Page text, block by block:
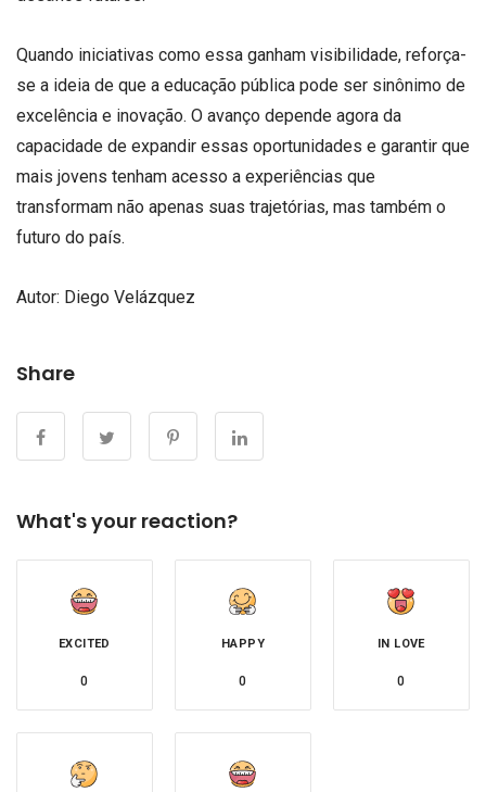
Quando iniciativas como essa ganham visibilidade, reforça-
se a ideia de que a educação pública pode ser sinônimo de
excelência e inovação. O avanço depende agora da
capacidade de expandir essas oportunidades e garantir que
mais jovens tenham acesso a experiências que
transformam não apenas suas trajetórias, mas também o
futuro do país.
Autor: Diego Velázquez
Share
What's your reaction?
EXCITED
0
HAPPY
0
IN LOVE
0